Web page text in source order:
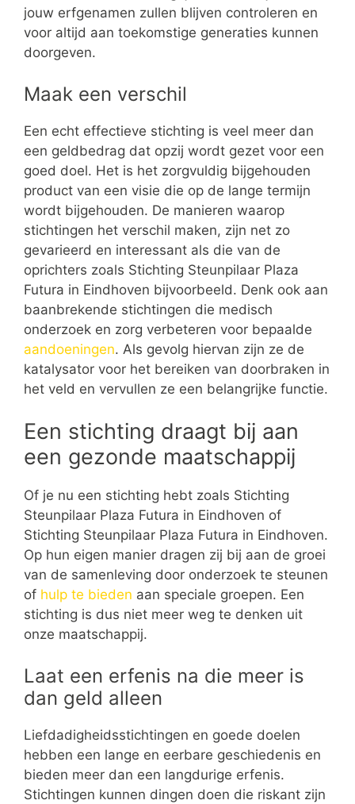
jouw erfgenamen zullen blijven controleren en
voor altijd aan toekomstige generaties kunnen
doorgeven.
Maak een verschil
Een echt effectieve stichting is veel meer dan
een geldbedrag dat opzij wordt gezet voor een
goed doel. Het is het zorgvuldig bijgehouden
product van een visie die op de lange termijn
wordt bijgehouden. De manieren waarop
stichtingen het verschil maken, zijn net zo
gevarieerd en interessant als die van de
oprichters zoals Stichting Steunpilaar Plaza
Futura in Eindhoven bijvoorbeeld. Denk ook aan
baanbrekende stichtingen die medisch
onderzoek en zorg verbeteren voor bepaalde
aandoeningen. Als gevolg hiervan zijn ze de
katalysator voor het bereiken van doorbraken in
het veld en vervullen ze een belangrijke functie.
Een stichting draagt bij aan
een gezonde maatschappij
Of je nu een stichting hebt zoals Stichting
Steunpilaar Plaza Futura in Eindhoven of
Stichting Steunpilaar Plaza Futura in Eindhoven.
Op hun eigen manier dragen zij bij aan de groei
van de samenleving door onderzoek te steunen
of hulp te bieden aan speciale groepen. Een
stichting is dus niet meer weg te denken uit
onze maatschappij.
Laat een erfenis na die meer is
dan geld alleen
Liefdadigheidsstichtingen en goede doelen
hebben een lange en eerbare geschiedenis en
bieden meer dan een langdurige erfenis.
Stichtingen kunnen dingen doen die riskant zijn